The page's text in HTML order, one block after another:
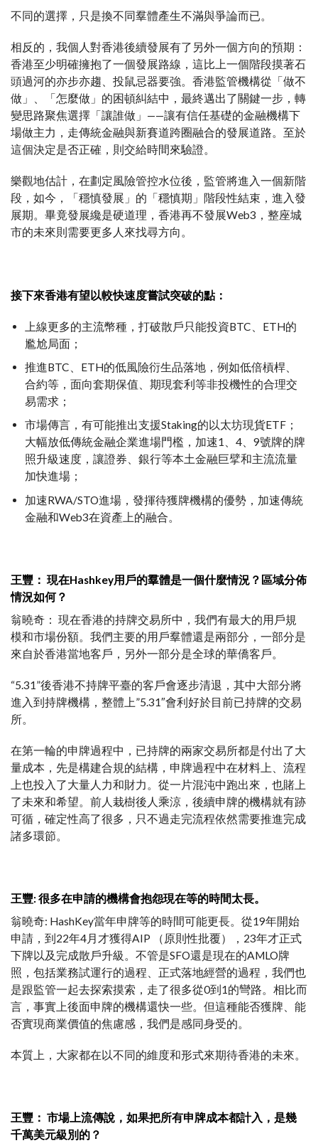
不同的選擇，只是換不同羣體產生不滿與爭論而已。
相反的，我個人對香港後續發展有了另外一個方向的預期：
香港至少明確擁抱了一個發展路線，這比上一個階段摸著石
頭過河的亦步亦趨、投鼠忌器要強。香港監管機構從「做不
做」、「怎麼做」的困頓糾結中，最終邁出了關鍵一步，轉
變思路聚焦選擇「讓誰做」——讓有信任基礎的金融機構下
場做主力，走傳統金融與新賽道跨圈融合的發展道路。至於
這個決定是否正確，則交給時間來驗證。
樂觀地估計，在劃定風險管控水位後，監管將進入一個新階
段，如今，「穩慎發展」的「穩慎期」階段性結束，進入發
展期。畢竟發展纔是硬道理，香港再不發展Web3，整座城
市的未來則需要更多人來找尋方向。
接下來香港有望以較快速度嘗試突破的點：
上線更多的主流幣種，打破散戶只能投資BTC、ETH的
尷尬局面；
推進BTC、ETH的低風險衍生品落地，例如低倍槓桿、
合約等，面向套期保值、期現套利等非投機性的合理交
易需求；
市場傳言，有可能推出支援Staking的以太坊現貨ETF；
大幅放低傳統金融企業進場門檻，加速1、4、9號牌的牌
照升級速度，讓證券、銀行等本土金融巨擘和主流流量
加快進場；
加速RWA/STO進場，發揮待獲牌機構的優勢，加速傳統
金融和Web3在資產上的融合。
王豐： 現在Hashkey用戶的羣體是一個什麼情況？區域分佈
情況如何？
翁曉奇： 現在香港的持牌交易所中，我們有最大的用戶規
模和市場份額。我們主要的用戶羣體還是兩部分，一部分是
來自於香港當地客戶，另外一部分是全球的華僑客戶。
“5.31”後香港不持牌平臺的客戶會逐步清退，其中大部分將
進入到持牌機構，整體上”5.31″會利好於目前已持牌的交易
所。
在第一輪的申牌過程中，已持牌的兩家交易所都是付出了大
量成本，先是構建合規的結構，申牌過程中在材料上、流程
上也投入了大量人力和財力。從一片混沌中跑出來，也賭上
了未來和希望。前人栽樹後人乘涼，後續申牌的機構就有跡
可循，確定性高了很多，只不過走完流程依然需要推進完成
諸多環節。
王豐: 很多在申請的機構會抱怨現在等的時間太長。
翁曉奇: HashKey當年申牌等的時間可能更長。從19年開始
申請，到22年4月才獲得AIP （原則性批覆），23年才正式
下牌以及完成散戶升級。不管是SFO還是現在的AMLO牌
照，包括業務試運行的過程、正式落地經營的過程，我們也
是跟監管一起去探索摸索，走了很多從0到1的彎路。相比而
言，事實上後面申牌的機構還快一些。但這種能否獲牌、能
否實現商業價值的焦慮感，我們是感同身受的。
本質上，大家都在以不同的維度和形式來期待香港的未來。
王豐： 市場上流傳說，如果把所有申牌成本都計入，是幾
千萬美元級別的？